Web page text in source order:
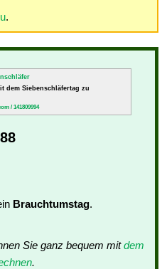
.
dem Siebenschläfertag zu
/ 141809994
Brauchtumstag.
Sie ganz bequem mitdem
.